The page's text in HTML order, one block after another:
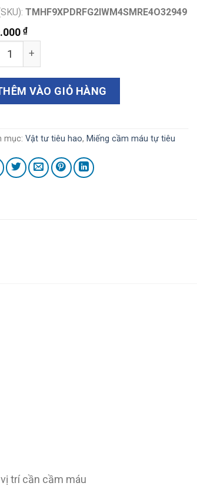
TMHF9XPDRFG2IWM4SMRE4O32949
₫
VÀO GIỎ HÀNG
mục: Vật tư tiêu hao, Miếng cầm máu tự tiêu
trí cần cầm máu